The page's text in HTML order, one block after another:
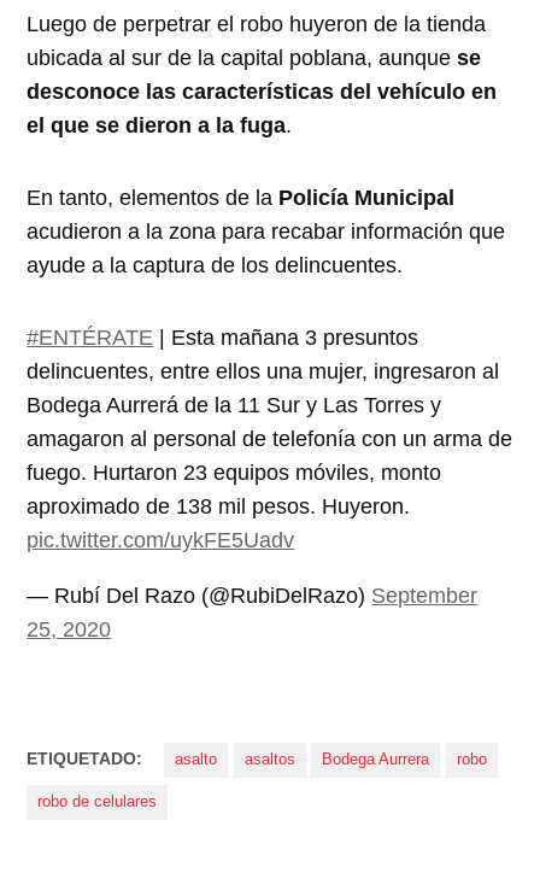
Luego de perpetrar el robo huyeron de la tienda
ubicada al sur de la capital poblana, aunque se
desconoce las características del vehículo en
el que se dieron a la fuga.
En tanto, elementos de la Policía Municipal
acudieron a la zona para recabar información que
ayude a la captura de los delincuentes.
#ENTÉRATE | Esta mañana 3 presuntos
delincuentes, entre ellos una mujer, ingresaron al
Bodega Aurrerá de la 11 Sur y Las Torres y
amagaron al personal de telefonía con un arma de
fuego. Hurtaron 23 equipos móviles, monto
aproximado de 138 mil pesos. Huyeron.
pic.twitter.com/uykFE5Uadv
— Rubí Del Razo (@RubiDelRazo) September
25, 2020
ETIQUETADO: asalto asaltos Bodega Aurrera robo
robo de celulares